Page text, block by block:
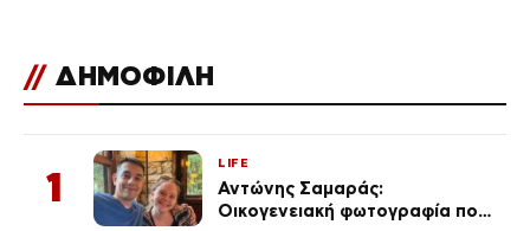
// ΔΗΜΟΦΙΛΗ
1
LIFE
Αντώνης Σαμαράς:
Οικογενειακή φωτογραφία που